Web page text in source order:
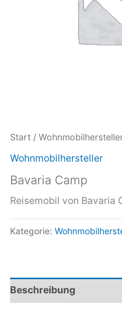
Start /
Wohnmobilhersteller
Bavaria Camp
Reisemobil von Bavaria
Kategorie:
Beschreibung